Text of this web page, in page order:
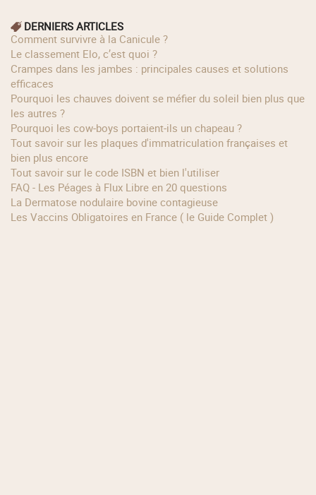
DERNIERS ARTICLES
Comment survivre à la Canicule ?
Le classement Elo, c’est quoi ?
Crampes dans les jambes : principales causes et solutions
efficaces
Pourquoi les chauves doivent se méfier du soleil bien plus que
les autres ?
Pourquoi les cow‑boys portaient‑ils un chapeau ?
Tout savoir sur les plaques d'immatriculation françaises et
bien plus encore
Tout savoir sur le code ISBN et bien l'utiliser
FAQ - Les Péages à Flux Libre en 20 questions
La Dermatose nodulaire bovine contagieuse
Les Vaccins Obligatoires en France ( le Guide Complet )